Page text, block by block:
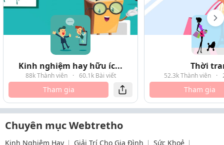
Kinh nghiệm hay hữu íc...
88k Thành viên · 60.1k Bài viết
Tham gia
Thời
52.3k Thành viên ·
Tham gia
Chuyên mục Webtretho
Kinh Nghiệm Hay Giải Trí Cho Gia Đình Sức Khoẻ